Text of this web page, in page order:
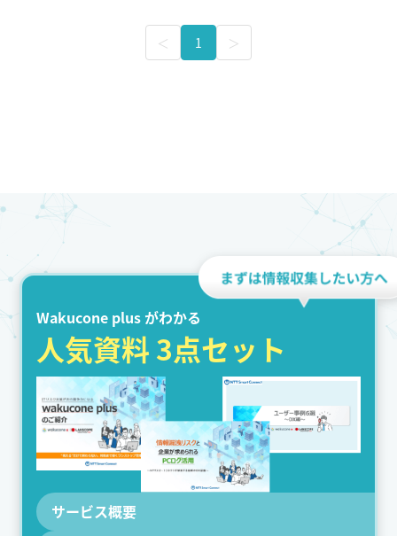
＜ 1 ＞
Wakucone plus がわかる
人気資料 3点セット
サービス概要